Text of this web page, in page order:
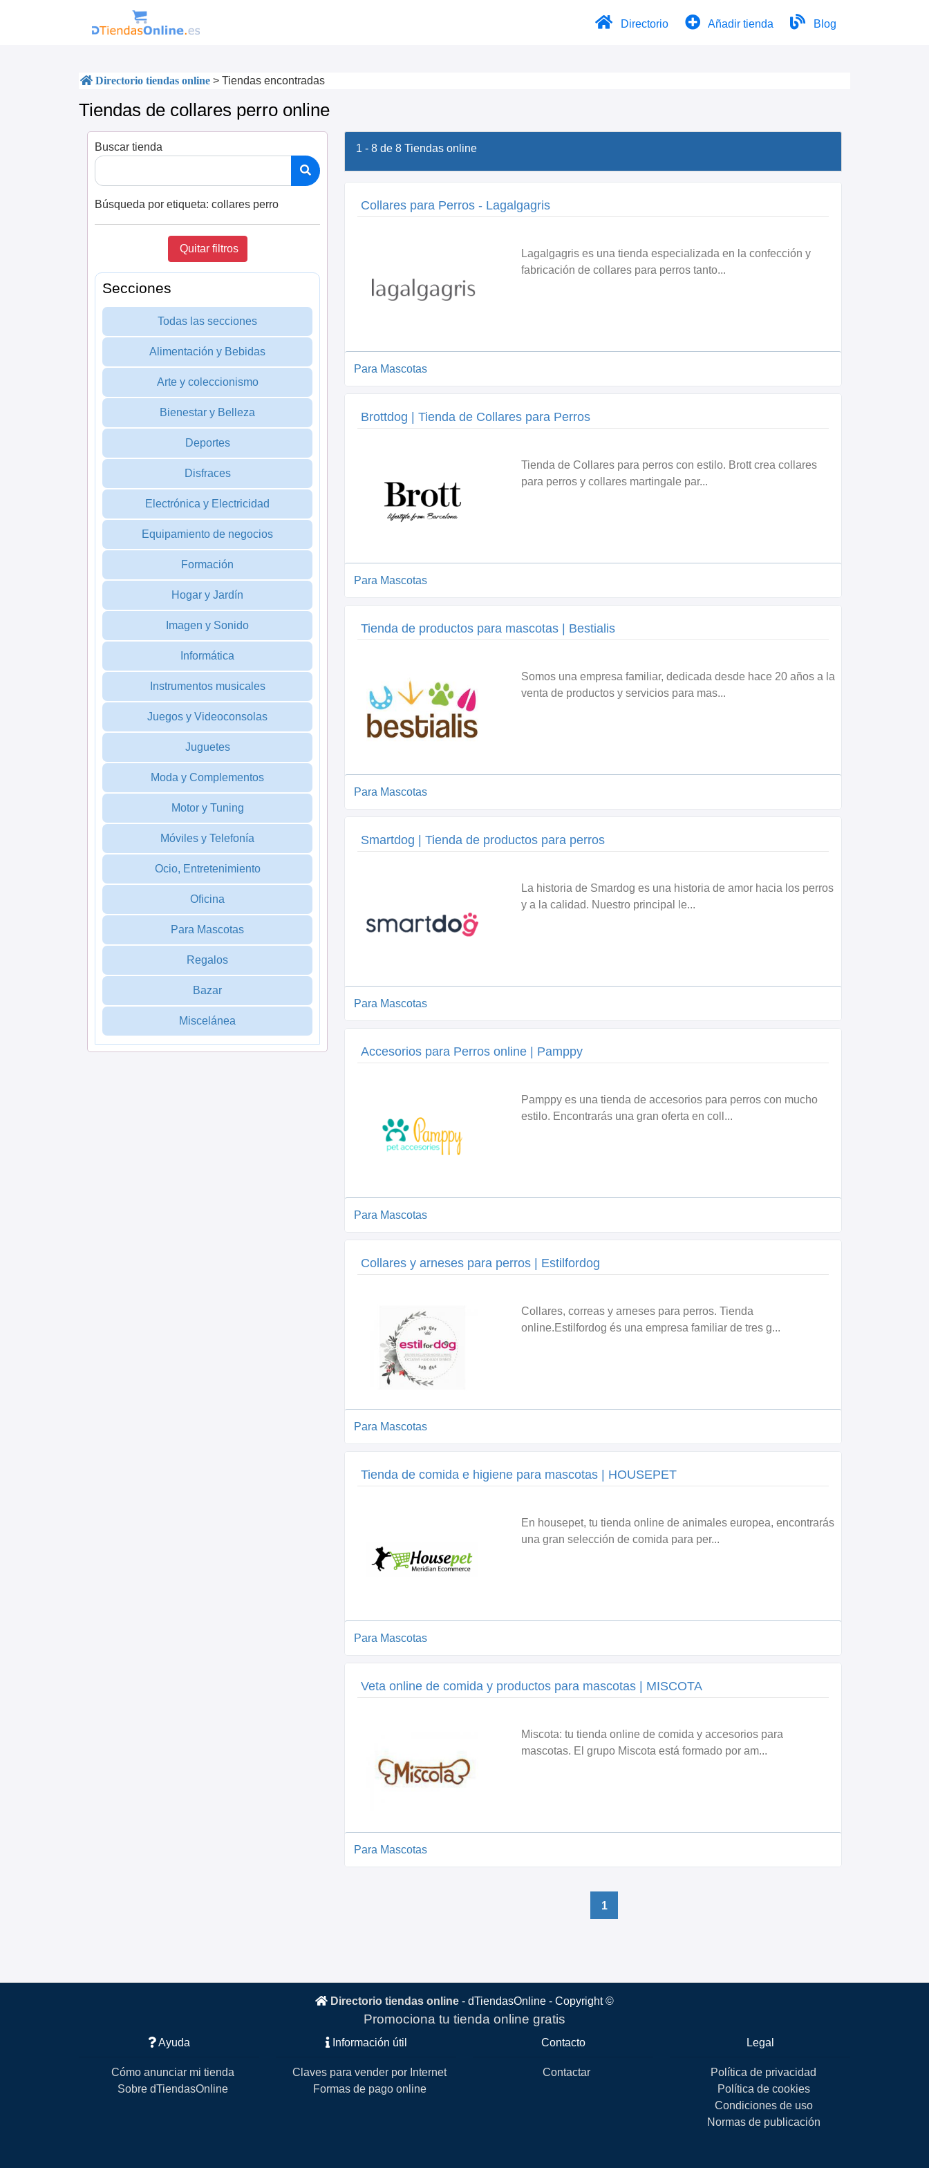
Directorio Añadir tienda Blog
Directorio tiendas online > Tiendas encontradas
Tiendas de collares perro online
Buscar tienda
Búsqueda por etiqueta: collares perro
Quitar filtros
Secciones
Todas las secciones
Alimentación y Bebidas
Arte y coleccionismo
Bienestar y Belleza
Deportes
Disfraces
Electrónica y Electricidad
Equipamiento de negocios
Formación
Hogar y Jardín
Imagen y Sonido
Informática
Instrumentos musicales
Juegos y Videoconsolas
Juguetes
Moda y Complementos
Motor y Tuning
Móviles y Telefonía
Ocio, Entretenimiento
Oficina
Para Mascotas
Regalos
Bazar
Miscelánea
1 - 8 de 8 Tiendas online
Collares para Perros - Lagalgagris
Lagalgagris es una tienda especializada en la confección y
fabricación de collares para perros tanto...
Para Mascotas
Brottdog | Tienda de Collares para Perros
Tienda de Collares para perros con estilo. Brott crea collares
para perros y collares martingale par...
Para Mascotas
Tienda de productos para mascotas | Bestialis
Somos una empresa familiar, dedicada desde hace 20 años a la
venta de productos y servicios para mas...
Para Mascotas
Smartdog | Tienda de productos para perros
La historia de Smardog es una historia de amor hacia los perros
y a la calidad. Nuestro principal le...
Para Mascotas
Accesorios para Perros online | Pamppy
Pamppy es una tienda de accesorios para perros con mucho
estilo. Encontrarás una gran oferta en coll...
Para Mascotas
Collares y arneses para perros | Estilfordog
Collares, correas y arneses para perros. Tienda
online.Estilfordog és una empresa familiar de tres g...
Para Mascotas
Tienda de comida e higiene para mascotas | HOUSEPET
En housepet, tu tienda online de animales europea, encontrarás
una gran selección de comida para per...
Para Mascotas
Veta online de comida y productos para mascotas | MISCOTA
Miscota: tu tienda online de comida y accesorios para
mascotas. El grupo Miscota está formado por am...
Para Mascotas
1
Directorio tiendas online - dTiendasOnline - Copyright ©
Promociona tu tienda online gratis
Ayuda
Cómo anunciar mi tienda
Sobre dTiendasOnline
Información útil
Claves para vender por Internet
Formas de pago online
Contacto
Contactar
Legal
Política de privacidad
Política de cookies
Condiciones de uso
Normas de publicación